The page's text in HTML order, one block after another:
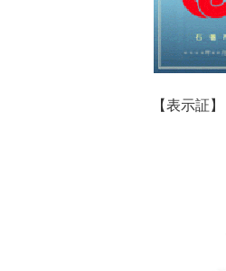
【表示証】